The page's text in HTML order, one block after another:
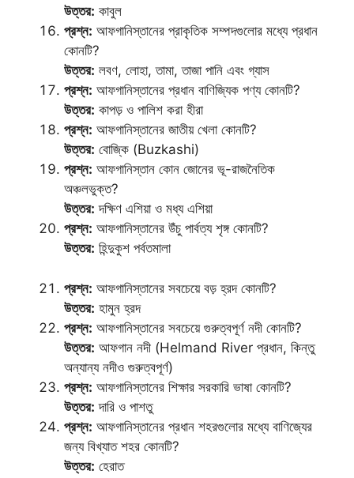
উত্তর: কাবুল
প্রশ্ন: আফগানিস্তানের প্রাকৃতিক সম্পদগুলোর মধ্যে প্রধান
কোনটি?
উত্তর: লবণ, লোহা, তামা, তাজা পানি এবং গ্যাস
প্রশ্ন: আফগানিস্তানের প্রধান বাণিজ্যিক পণ্য কোনটি?
উত্তর: কাপড় ও পালিশ করা হীরা
প্রশ্ন: আফগানিস্তানের জাতীয় খেলা কোনটি?
উত্তর: বোজ্কি (Buzkashi)
প্রশ্ন: আফগানিস্তান কোন জোনের ভূ-রাজনৈতিক
অঞ্চলভুক্ত?
উত্তর: দক্ষিণ এশিয়া ও মধ্য এশিয়া
প্রশ্ন: আফগানিস্তানের উঁচু পার্বত্য শৃঙ্গ কোনটি?
উত্তর: হিন্দুকুশ পর্বতমালা
প্রশ্ন: আফগানিস্তানের সবচেয়ে বড় হ্রদ কোনটি?
উত্তর: হামুন হ্রদ
প্রশ্ন: আফগানিস্তানের সবচেয়ে গুরুত্বপূর্ণ নদী কোনটি?
উত্তর: আফগান নদী (Helmand River প্রধান, কিন্তু
অন্যান্য নদীও গুরুত্বপূর্ণ)
প্রশ্ন: আফগানিস্তানের শিক্ষার সরকারি ভাষা কোনটি?
উত্তর: দারি ও পাশতু
প্রশ্ন: আফগানিস্তানের প্রধান শহরগুলোর মধ্যে বাণিজ্যের
জন্য বিখ্যাত শহর কোনটি?
উত্তর: হেরাত